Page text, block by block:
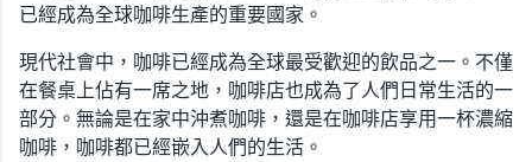
已經成為全球咖啡生產的重要國家。
現代社會中，咖啡已經成為全球最受歡迎的飲品之一。不僅
在餐桌上佔有一席之地，咖啡店也成為了人們日常生活的一
部分。無論是在家中沖煮咖啡，還是在咖啡店享用一杯濃縮
咖啡，咖啡都已經嵌入人們的生活。